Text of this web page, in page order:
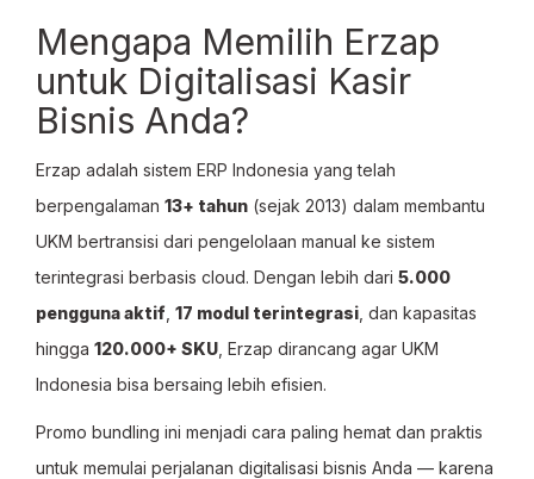
Mengapa Memilih Erzap
untuk Digitalisasi Kasir
Bisnis Anda?
Erzap adalah sistem ERP Indonesia yang telah
berpengalaman 13+ tahun (sejak 2013) dalam membantu
UKM bertransisi dari pengelolaan manual ke sistem
terintegrasi berbasis cloud. Dengan lebih dari 5.000
pengguna aktif 17 modul terintegrasi , dan kapasitas
hingga 120.000+ SKU , Erzap dirancang agar UKM
Indonesia bisa bersaing lebih efisien.
Promo bundling ini menjadi cara paling hemat dan praktis
untuk memulai perjalanan digitalisasi bisnis Anda — karena